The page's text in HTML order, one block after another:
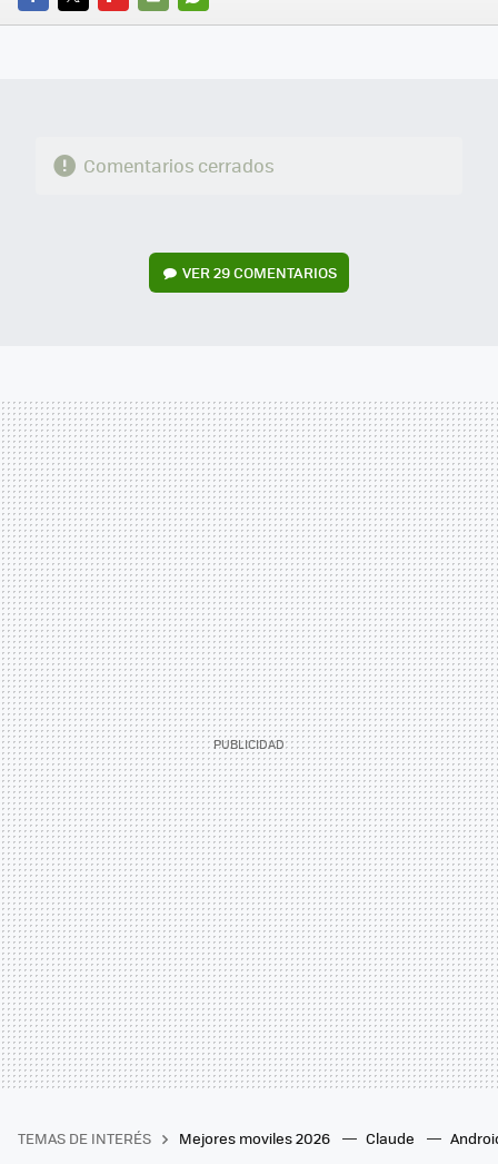
FACEBOOK
TWITTERFLIPBOARD
E-
WHATSAPP
Comentarios cerrados
VER29 COMENTARIOS
TEMAS DE INTERÉS Mejores moviles 2026 Claude